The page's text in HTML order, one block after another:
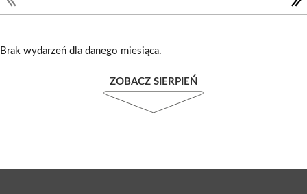
Brak wydarzeń dla danego miesiąca.
ZOBACZ SIERPIEŃ